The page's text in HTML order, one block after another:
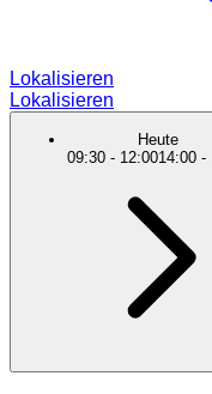
Lokalisieren
Lokalisieren
Heute
09:30 - 12:0014:00 -